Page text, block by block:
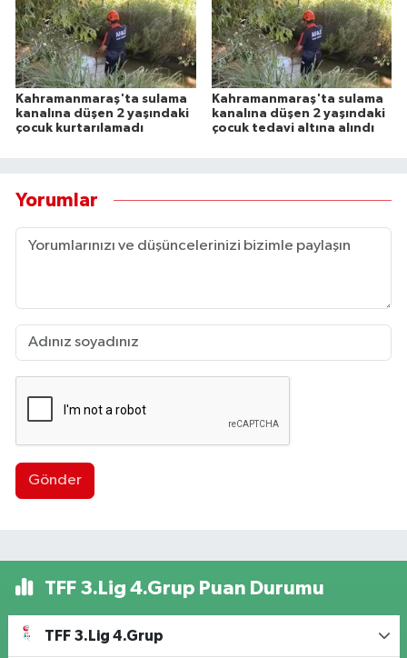
Kahramanmaraş'ta sulama
kanalına düşen 2 yaşındaki
çocuk kurtarılamadı
Kahramanmaraş'ta sulama
kanalına düşen 2 yaşındaki
çocuk tedavi altına alındı
Yorumlar
Gönder
TFF 3.Lig 4.Grup Puan Durumu
TFF 3.Lig 4.Grup